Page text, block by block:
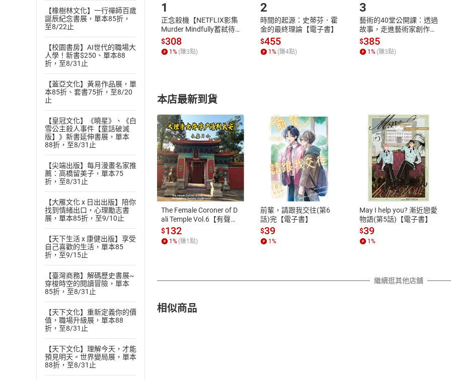
【橡樹林文化】一行禪師百歲
誕辰紀念書展，單本85折，
至8/22止
【校園書房】AI世代的職場大
人學！新書$250、單本88
折，至8/31止
【蓋亞文化】黃易作品展，單
本85折、套書75折，至8/20
止
【皇冠文化】《曉星》、《白
雪公主殺人事件【童話破滅
版】》新書延伸書展，單本
88折，至8/31止
【尖端出版】每月漫畫名家推
薦：高橋留美子，單本75
折，至8/31止
【大雁文化 x 日出出版】陪你
找到情緒出口，心理勵志書
展，單本85折，至9/10止
【天下生活 x 康健出版】享受
自己喜歡的生活，單本85
折，至9/15止
【臺灣商務】解碼歷史書展~
穿梭時空的閱讀冒險，單本
85折，至8/31止
【天下文化】重新定義你的價
值，職場升級展，單本88
折，至8/31止
【天下文化】理解今天，才能
預見明天。世界變局展，單本
88折，至8/31止
付款方式
ATM轉帳、信用卡、LINE PAY、AFTEE
退換貨規範
本店是否提供消費者保護法七日猶
之權利，遽消費者保護法及通訊交
除權合理例外情事適用準則，依商
質各有不同規定。詳細退換貨說明
照各商品說明。
1
正念殺機【NETFLIX影集
Murder Mindfully蓄弒待
發】【電子書】
$308
1% (賺3點)
2
時間的起源：史蒂芬．霍
金的最終理論【電子書】
$455
1% (賺4點)
3
藝術的40堂公開課：透過
故事，走進藝術家創作現
場，看藝術如何誕生、如
何形塑人類生活【電子
書】
$385
1% (賺3點)
本店最新到貨
The Female Coroner of D
ali Temple Vol.6【有聲
書】
$132
1 % (賺1 點)
前輩，請跟我交往(第6
話)完【電子書】
$39
1 %
May I help you? 漸近戀愛
物語(第5話)【電子書】
$39
1 %
繼續逛其他店舖
相似商品